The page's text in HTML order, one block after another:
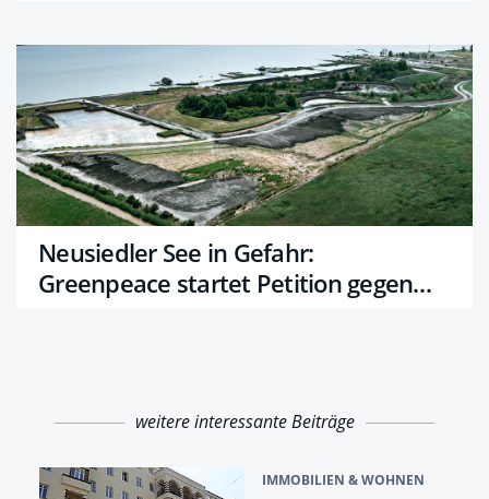
Neusiedler See in Gefahr:
Greenpeace startet Petition gegen
weitere interessante Beiträge
IMMOBILIEN & WOHNEN